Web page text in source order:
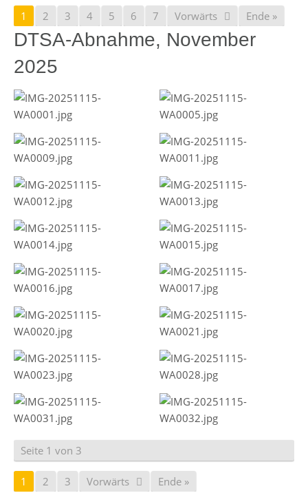
1 2 3 4 5 6 7 Vorwärts Ende »
DTSA-Abnahme, November
2025
Seite 1 von 3
1 2 3 Vorwärts Ende »